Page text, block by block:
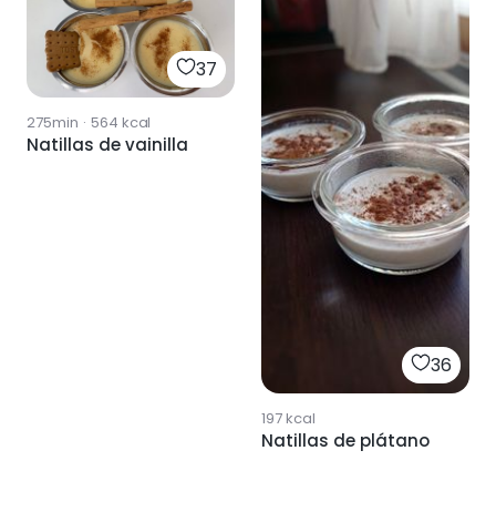
37
275min · 564 kcal
Natillas de vainilla
36
197kcal
Natillas de plátano